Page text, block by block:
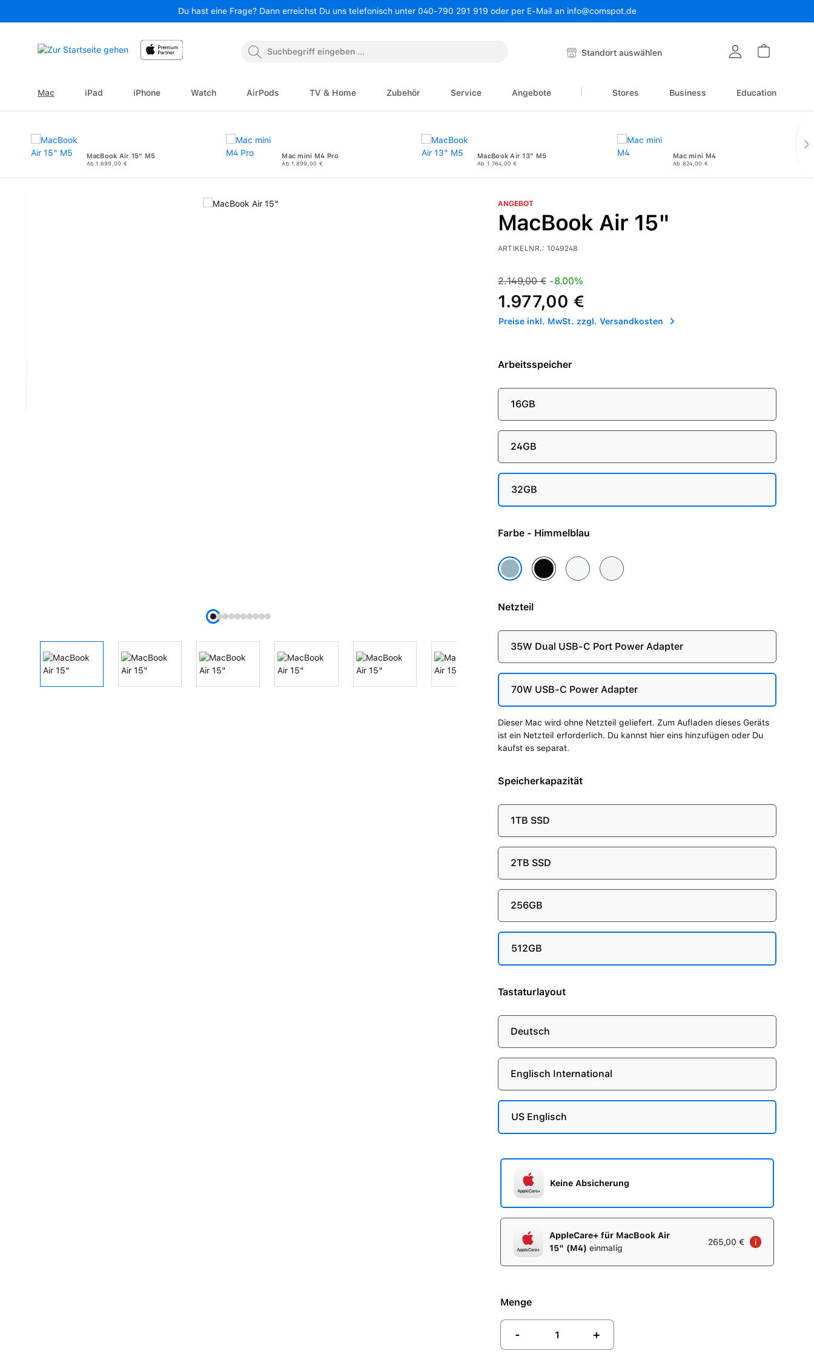
Du hast eine Frage? Dann erreichst Du uns telefonisch unter 040-790 291 919 oder per E-Mail an info@comspot.de
Standort auswählen
Mac iPad iPhone Watch AirPods TV & Home Zubehör Service Angebote Stores Business Education
MacBook Air 15" M5
Ab 1.699,00 €
Mac mini M4 Pro
Ab 1.899,00 €
MacBook Air 13" M5
Ab 1.764,00 €
Mac mini M4
Ab 824,00 €
ANGEBOT
MacBook Air 15"
ARTIKELNR.: 1049248
Verkaufspreis:
Regulärer Preis:
2.149,00 €-8.00%
1.977,00 €
Preise inkl. MwSt. zzgl. Versandkosten
Arbeitsspeicher
16GB
24GB
32GB
Farbe - Himmelblau
HimmelblauMitternachtPolarsternSilber
Netzteil
35W Dual USB-C Port Power Adapter
70W USB-C Power Adapter
Dieser Mac wird ohne Netzteil geliefert. Zum Aufladen dieses Geräts
ist ein Netzteil erforderlich. Du kannst hier eins hinzufügen oder Du
kaufst es separat.
Speicherkapazität
1TB SSD
2TB SSD
256GB
512GB
Tastaturlayout
Deutsch
Englisch International
US Englisch
Keine Absicherung
AppleCare+ für MacBook Air
15" (M4) einmalig
265,00 € i
Menge
- +